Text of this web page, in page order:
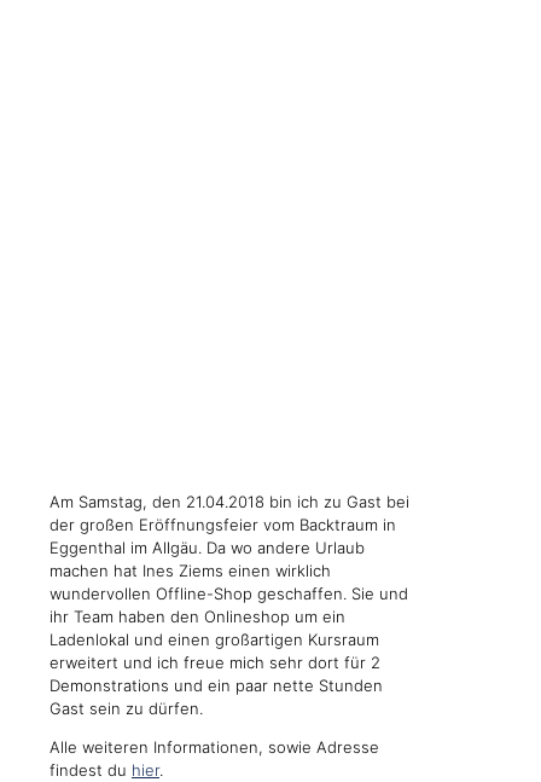
Am Samstag, den 21.04.2018 bin ich zu Gast bei
der großen Eröffnungsfeier vom Backtraum in
Eggenthal im Allgäu. Da wo andere Urlaub
machen hat Ines Ziems einen wirklich
wundervollen Offline-Shop geschaffen. Sie und
ihr Team haben den Onlineshop um ein
Ladenlokal und einen großartigen Kursraum
erweitert und ich freue mich sehr dort für 2
Demonstrations und ein paar nette Stunden
Gast sein zu dürfen.
Alle weiteren Informationen, sowie Adresse
findest du hier.